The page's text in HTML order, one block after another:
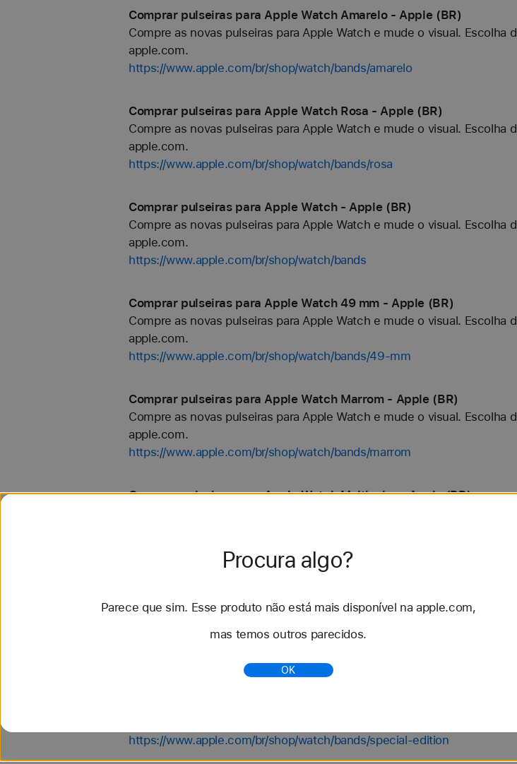
Comprar pulseiras para Apple Watch Amarelo - Apple (BR)
Compre as novas pulseiras para Apple Watch e mude o visual.
apple.com.
https://www.apple.com/br/shop/watch/bands/amarelo
Comprar pulseiras para Apple Watch Rosa - Apple (BR)
Compre as novas pulseiras para Apple Watch e mude o visual.
apple.com.
https://www.apple.com/br/shop/watch/bands/rosa
Comprar pulseiras para Apple Watch - Apple (BR)
Compre as novas pulseiras para Apple Watch e mude o visual.
apple.com.
https://www.apple.com/br/shop/watch/bands
Comprar pulseiras para Apple Watch 49 mm - Apple (BR)
Compre as novas pulseiras para Apple Watch e mude o visual.
apple.com.
https://www.apple.com/br/shop/watch/bands/49-mm
Comprar pulseiras para Apple Watch Marrom - Apple (BR)
Compre as novas pulseiras para Apple Watch e mude o visual.
apple.com.
https://www.apple.com/br/shop/watch/bands/marrom
Comprar pulseiras para Apple Watch Multicolor - Apple (BR)
Compre as novas pulseiras para Apple Watch e mude o visual.
https://www.apple.com/br/shop/watch/bands/multicolor
Compre as novas pulseiras para Apple Watch e mude o visual.
https://www.apple.com/br/shop/watch/bands/preta
Compre as novas pulseiras para Apple Watch e mude o visual.
https://www.apple.com/br/shop/watch/bands/special-edition
Procura algo?
Parece que sim. Esse produto não está mais disponível na apple.com,
mas temos outros parecidos.
OK